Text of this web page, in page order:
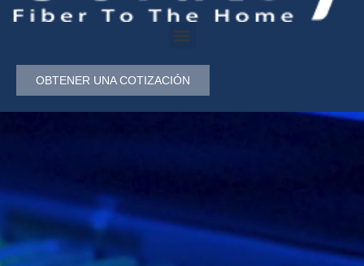
OBTENER UNA COTIZACIÓN